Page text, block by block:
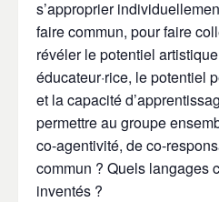
s’approprier
faire commun, pour faire
révéler le potentiel
éducateur·rice, le potentiel
et la capacité
permettre au groupe
co-agentivité, de co-
commun ? Quels langages
inventés ?